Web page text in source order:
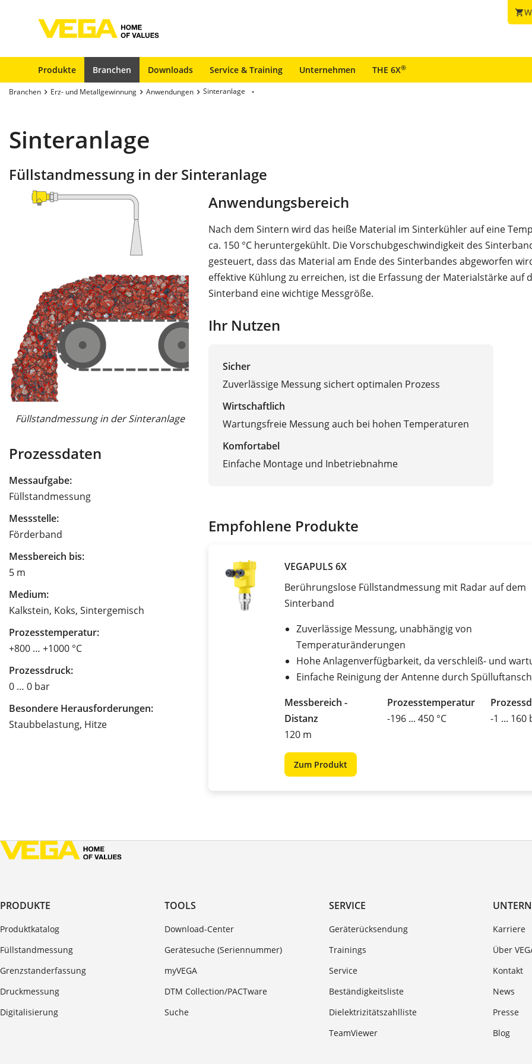
shopping_cart
Produkte Branchen Downloads Service & Training Unternehmen THE 6X®
Branchen Erz- und Metallgewinnung Anwendungen Sinteranlage
Sinteranlage
Füllstandmessung in der Sinteranlage
Füllstandmessung in der Sinteranlage
Prozessdaten
Messaufgabe:
Füllstandmessung
Messstelle:
Förderband
Messbereich bis:
5 m
Medium:
Kalkstein, Koks, Sintergemisch
Prozesstemperatur:
+800 … +1000 °C
Prozessdruck:
0 … 0 bar
Besondere Herausforderungen:
Staubbelastung, Hitze
Anwendungsbereich
Nach dem Sintern wird das heiße Material im Sinterkühler auf eine
ca. 150 °C heruntergekühlt. Die Vorschubgeschwindigkeit des
gesteuert, dass das Material am Ende des Sinterbandes abgeworfen
effektive Kühlung zu erreichen, ist die Erfassung der Materialstärke auf
Sinterband eine wichtige Messgröße.
Ihr Nutzen
Sicher
Zuverlässige Messung sichert optimalen Prozess
Wirtschaftlich
Wartungsfreie Messung auch bei hohen Temperaturen
Komfortabel
Einfache Montage und Inbetriebnahme
Empfohlene Produkte
VEGAPULS 6X
Berührungslose Füllstandmessung mit Radar auf dem
Sinterband
Zuverlässige Messung, unabhängig von
Temperaturänderungen
Hohe Anlagenverfügbarkeit, da verschleiß- und
Einfache Reinigung der Antenne durch
Messbereich -
Distanz
120 m
Prozesstemperatur
-196 ... 450 °C
-1 ... 160
Zum Produkt
PRODUKTE
Produktkatalog
Füllstandmessung
Grenzstanderfassung
Druckmessung
Digitalisierung
TOOLS
Download-Center
Gerätesuche (Seriennummer)
myVEGA
DTM Collection/PACTware
Suche
SERVICE
Geräterücksendung
Trainings
Service
Beständigkeitsliste
Dielektrizitätszahlliste
TeamViewer
Karriere
Über
Kontakt
News
Presse
Blog